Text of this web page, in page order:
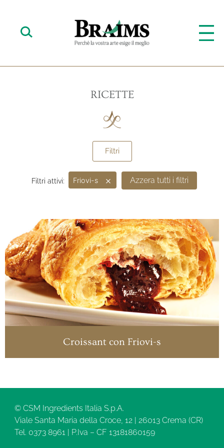
RICETTE
Filtri
Filtri attivi: Friovi-s × Azzera tutti i filtri
Croissant con Friovi-s
© CSM Ingredients Italia S.p.A.
Viale Santa Maria della Croce, 12 | 26013 Crema (CR)
Tel. 0373 8961 | P.Iva – CF 13181860159